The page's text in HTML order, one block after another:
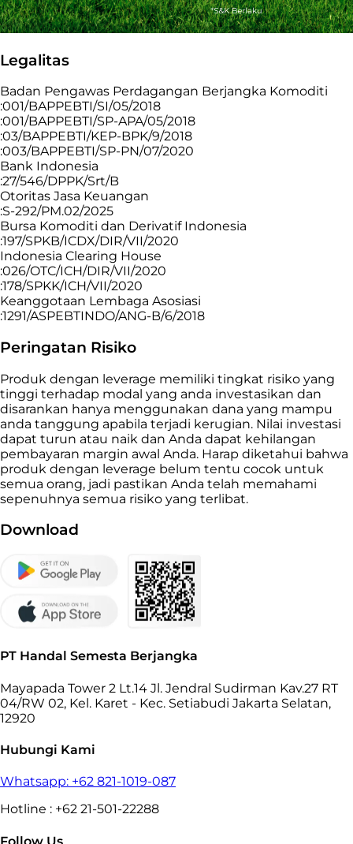
Legalitas
Badan Pengawas Perdagangan Berjangka Komoditi
:001/BAPPEBTI/SI/05/2018
:001/BAPPEBTI/SP-APA/05/2018
:03/BAPPEBTI/KEP-BPK/9/2018
:003/BAPPEBTI/SP-PN/07/2020
Bank Indonesia
:27/546/DPPK/Srt/B
Otoritas Jasa Keuangan
:S-292/PM.02/2025
Bursa Komoditi dan Derivatif Indonesia
:197/SPKB/ICDX/DIR/VII/2020
Indonesia Clearing House
:026/OTC/ICH/DIR/VII/2020
:178/SPKK/ICH/VII/2020
Keanggotaan Lembaga Asosiasi
:1291/ASPEBTINDO/ANG-B/6/2018
Peringatan Risiko
Produk dengan leverage memiliki tingkat risiko yang
tinggi terhadap modal yang anda investasikan dan
disarankan hanya menggunakan dana yang mampu
anda tanggung apabila terjadi kerugian. Nilai investasi
dapat turun atau naik dan Anda dapat kehilangan
pembayaran margin awal Anda. Harap diketahui bahwa
produk dengan leverage belum tentu cocok untuk
semua orang, jadi pastikan Anda telah memahami
sepenuhnya semua risiko yang terlibat.
Download
PT Handal Semesta Berjangka
Mayapada Tower 2 Lt.14 Jl. Jendral Sudirman Kav.27 RT
04/RW 02, Kel. Karet - Kec. Setiabudi Jakarta Selatan,
12920
Hubungi Kami
Whatsapp: +62 821-1019-087
Hotline : +62 21-501-22288
Follow Us